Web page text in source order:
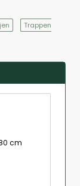
Trappen
cm